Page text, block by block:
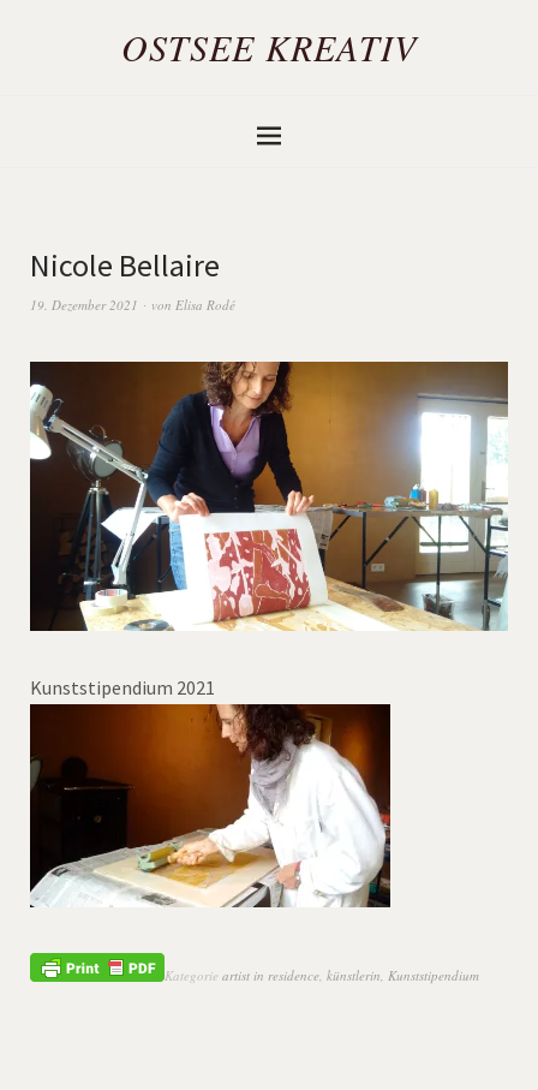
OSTSEE KREATIV
Nicole Bellaire
19. Dezember 2021 von Elisa Rodé
Kunststipendium 2021
Kategorie artist in residence künstlerin Kunststipendium